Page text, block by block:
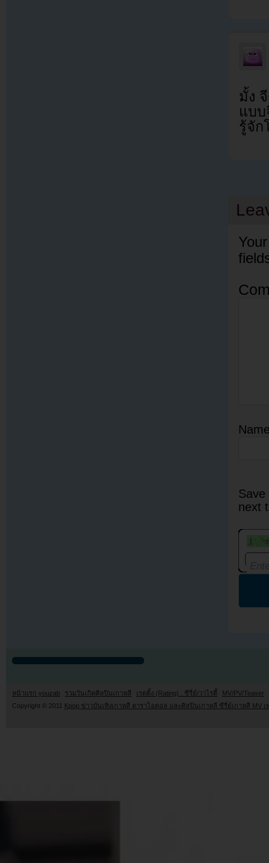
มั้ง
แบ
รู้จัก
next
หน้าแรก youzab รวมวันเกิดศิลปินเกาหลี เรตติ้ง (Rating) : ซีรี่ย์/วาไรตี้
MV/PV/Teaser
Copyright © 2011 Kpop ข่าวบันเทิงเกาหลี ดาราไอดอล และศิลปินเกาหลี ซีรี่ย์เกาหลี MV